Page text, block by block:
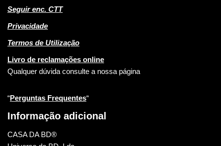
Seguir enc. CTT
Privacidade
Termos de Utilização
Livro de reclamações online
Qualquer dúvida consulte a nossa página
“Perguntas Frequentes“
Informação adicional
CASA DA BD®